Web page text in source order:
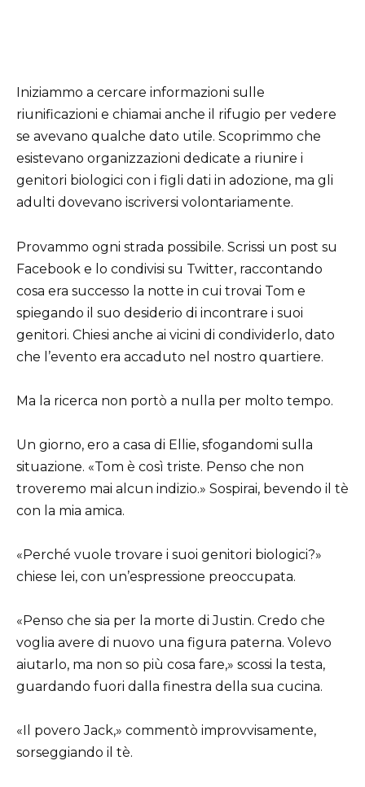
Iniziammo a cercare informazioni sulle
riunificazioni e chiamai anche il rifugio per vedere
se avevano qualche dato utile. Scoprimmo che
esistevano organizzazioni dedicate a riunire i
genitori biologici con i figli dati in adozione, ma gli
adulti dovevano iscriversi volontariamente.
Provammo ogni strada possibile. Scrissi un post su
Facebook e lo condivisi su Twitter, raccontando
cosa era successo la notte in cui trovai Tom e
spiegando il suo desiderio di incontrare i suoi
genitori. Chiesi anche ai vicini di condividerlo, dato
che l’evento era accaduto nel nostro quartiere.
Ma la ricerca non portò a nulla per molto tempo.
Un giorno, ero a casa di Ellie, sfogandomi sulla
situazione. «Tom è così triste. Penso che non
troveremo mai alcun indizio.» Sospirai, bevendo il tè
con la mia amica.
«Perché vuole trovare i suoi genitori biologici?»
chiese lei, con un’espressione preoccupata.
«Penso che sia per la morte di Justin. Credo che
voglia avere di nuovo una figura paterna. Volevo
aiutarlo, ma non so più cosa fare,» scossi la testa,
guardando fuori dalla finestra della sua cucina.
«Il povero Jack,» commentò improvvisamente,
sorseggiando il tè.